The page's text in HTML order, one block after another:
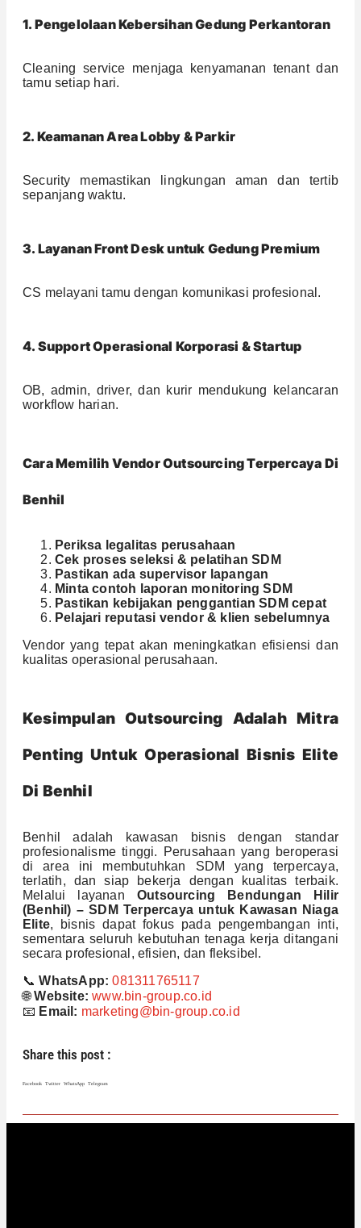
1. Pengelolaan Kebersihan Gedung Perkantoran
Cleaning service menjaga kenyamanan tenant dan
tamu setiap hari.
2. Keamanan Area Lobby & Parkir
Security memastikan lingkungan aman dan tertib
sepanjang waktu.
3. Layanan Front Desk untuk Gedung Premium
CS melayani tamu dengan komunikasi profesional.
4. Support Operasional Korporasi & Startup
OB, admin, driver, dan kurir mendukung kelancaran
workflow harian.
Cara Memilih Vendor Outsourcing Terpercaya Di
Benhil
Periksa legalitas perusahaan
Cek proses seleksi & pelatihan SDM
Pastikan ada supervisor lapangan
Minta contoh laporan monitoring SDM
Pastikan kebijakan penggantian SDM cepat
Pelajari reputasi vendor & klien sebelumnya
Vendor yang tepat akan meningkatkan efisiensi dan
kualitas operasional perusahaan.
Kesimpulan Outsourcing Adalah Mitra
Penting Untuk Operasional Bisnis Elite
Di Benhil
Benhil adalah kawasan bisnis dengan standar
profesionalisme tinggi. Perusahaan yang beroperasi
di area ini membutuhkan SDM yang terpercaya,
terlatih, dan siap bekerja dengan kualitas terbaik.
Melalui layanan Outsourcing Bendungan Hilir
(Benhil) – SDM Terpercaya untuk Kawasan Niaga
Elite, bisnis dapat fokus pada pengembangan inti,
sementara seluruh kebutuhan tenaga kerja ditangani
secara profesional, efisien, dan fleksibel.
📞WhatsApp: 081311765117
🌐Website: www.bin-group.co.id
📧 Email: marketing@bin-group.co.id
Share this post :
Facebook Twitter WhatsApp Telegram